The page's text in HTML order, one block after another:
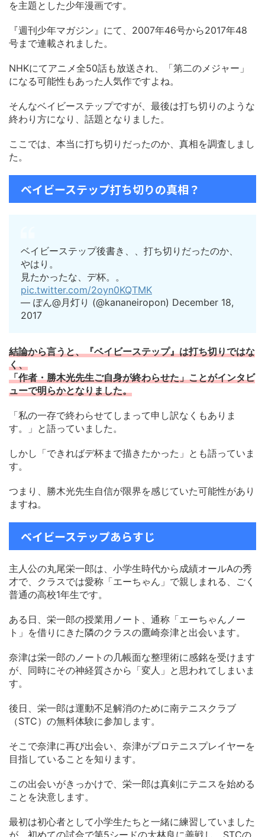
を主題とした少年漫画です。
『週刊少年マガジン』にて、2007年46号から2017年48
号まで連載されました。
NHKにてアニメ全50話も放送され、「第二のメジャー」
になる可能性もあった人気作ですよね。
そんなベイビーステップですが、最後は打ち切りのような
終わり方になり、話題となりました。
ここでは、本当に打ち切りだったのか、真相を調査しまし
た。
ベイビーステップ打ち切りの真相？
ベイビーステップ後書き、、打ち切りだったのか、
やはり。
見たかったな、デ杯。。
pic.twitter.com/2oyn0KQTMK
— ぽん@月灯り (@kananeiropon) December 18,
2017
結論から言うと、『ベイビーステップ』は打ち切りではな
く、
「作者・勝木光先生ご自身が終わらせた」ことがインタビ
ューで明らかとなりました。
「私の一存で終わらせてしまって申し訳なくもありま
す。」と語っていました。
しかし「できればデ杯まで描きたかった」とも語っていま
す。
つまり、勝木光先生自信が限界を感じていた可能性があり
ますね。
ベイビーステップあらすじ
主人公の丸尾栄一郎は、小学生時代から成績オールAの秀
才で、クラスでは愛称「エーちゃん」で親しまれる、ごく
普通の高校1年生です。
ある日、栄一郎の授業用ノート、通称「エーちゃんノー
ト」を借りにきた隣のクラスの鷹崎奈津と出会います。
奈津は栄一郎のノートの几帳面な整理術に感銘を受けます
が、同時にその神経質さから「変人」と思われてしまいま
す。
後日、栄一郎は運動不足解消のために南テニスクラブ
（STC）の無料体験に参加します。
そこで奈津に再び出会い、奈津がプロテニスプレイヤーを
目指していることを知ります。
この出会いがきっかけで、栄一郎は真剣にテニスを始める
ことを決意します。
最初は初心者として小学生たちと一緒に練習していました
が、初めての試合で第5シードの大林良に善戦し、STCの